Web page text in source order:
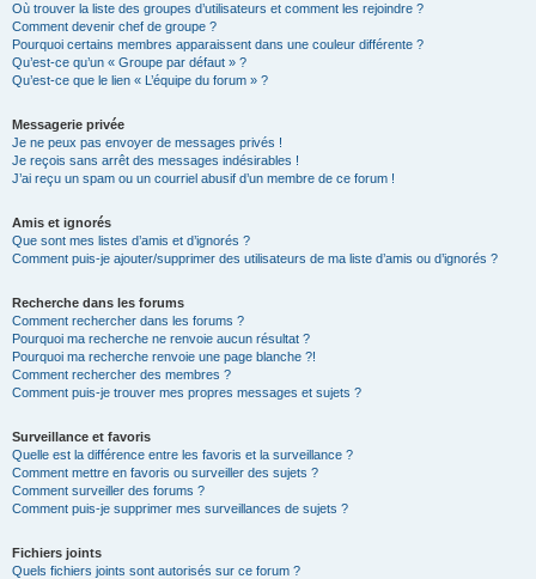
Où trouver la liste des groupes d’utilisateurs et comment les rejoindre ?
Comment devenir chef de groupe ?
Pourquoi certains membres apparaissent dans une couleur différente ?
Qu’est-ce qu’un « Groupe par défaut » ?
Qu’est-ce que le lien « L’équipe du forum » ?
Messagerie privée
Je ne peux pas envoyer de messages privés !
Je reçois sans arrêt des messages indésirables !
J’ai reçu un spam ou un courriel abusif d’un membre de ce forum !
Amis et ignorés
Que sont mes listes d’amis et d’ignorés ?
Comment puis-je ajouter/supprimer des utilisateurs de ma liste d’amis ou d’ignorés ?
Recherche dans les forums
Comment rechercher dans les forums ?
Pourquoi ma recherche ne renvoie aucun résultat ?
Pourquoi ma recherche renvoie une page blanche ?!
Comment rechercher des membres ?
Comment puis-je trouver mes propres messages et sujets ?
Surveillance et favoris
Quelle est la différence entre les favoris et la surveillance ?
Comment mettre en favoris ou surveiller des sujets ?
Comment surveiller des forums ?
Comment puis-je supprimer mes surveillances de sujets ?
Fichiers joints
Quels fichiers joints sont autorisés sur ce forum ?